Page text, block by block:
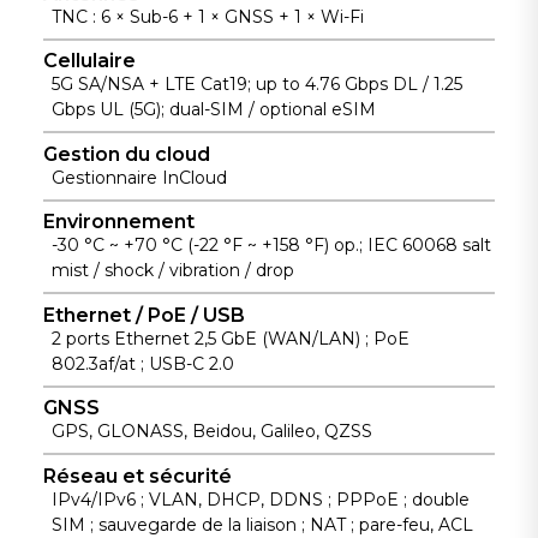
de données
et d'énergie
via un seul
câble pour
des
installations
extérieures
simplifiées.
niveau les
appareils à
optimiser
l'efficacité
informatique
et réduire les
interventions
sur site.
déploiement
visualisé sur
nuage.
TNC : 6 × Sub-6 + 1 × GNSS + 1 × Wi-Fi
Cellulaire
5G SA/NSA + LTE Cat19; up to 4.76 Gbps DL / 1.25
Gbps UL (5G); dual-SIM / optional eSIM
Gestion du cloud
Gestionnaire InCloud
Environnement
-30 °C ~ +70 °C (-22 °F ~ +158 °F) op.; IEC 60068 salt
mist / shock / vibration / drop
Ethernet / PoE / USB
2 ports Ethernet 2,5 GbE (WAN/LAN) ; PoE
802.3af/at ; USB-C 2.0
GNSS
GPS, GLONASS, Beidou, Galileo, QZSS
Réseau et sécurité
IPv4/IPv6 ; VLAN, DHCP, DDNS ; PPPoE ; double
SIM ; sauvegarde de la liaison ; NAT ; pare-feu, ACL